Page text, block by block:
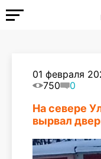
01 февраля
750
0
На севере
вырвал